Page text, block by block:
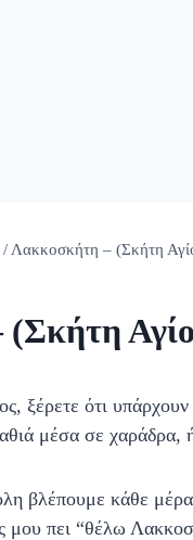
/ Λακκοσκήτη – (Σκήτη
ξέρετε ότι
μέσα σε
βλέπουμε κάθε μέρα
μου πει “θέλω